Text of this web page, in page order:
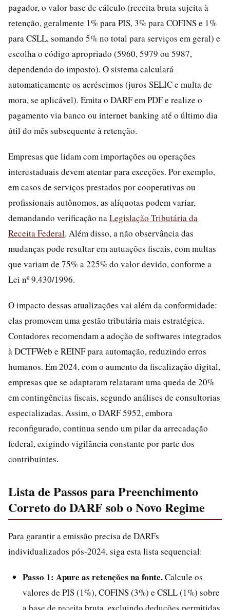
pagador, o valor base de cálculo (receita bruta sujeita à
retenção, geralmente 1% para PIS, 3% para COFINS e 1%
para CSLL, somando 5% no total para serviços em geral) e
escolha o código apropriado (5960, 5979 ou 5987,
dependendo do imposto). O sistema calculará
automaticamente os acréscimos (juros SELIC e multa de
mora, se aplicável). Emita o DARF em PDF e realize o
pagamento via banco ou internet banking até o último dia
útil do mês subsequente à retenção.
Empresas que lidam com importações ou operações
interestaduais devem atentar para exceções. Por exemplo,
em casos de serviços prestados por cooperativas ou
profissionais autônomos, as alíquotas podem variar,
demandando verificação naLegislação Tributária da
Receita Federal. Além disso, a não observância das
mudanças pode resultar em autuações fiscais, com multas
que variam de 75% a 225% do valor devido, conforme a
Lei nº 9.430/1996.
O impacto dessas atualizações vai além da conformidade:
elas promovem uma gestão tributária mais estratégica.
Contadores recomendam a adoção de softwares integrados
à DCTFWeb e REINF para automação, reduzindo erros
humanos. Em 2024, com o aumento da fiscalização digital,
empresas que se adaptaram relataram uma queda de 20%
em contingências fiscais, segundo análises de consultorias
especializadas. Assim, o DARF 5952, embora
reconfigurado, continua sendo um pilar da arrecadação
federal, exigindo vigilância constante por parte dos
contribuintes.
Lista de Passos para Preenchimento
Correto do DARF sob o Novo Regime
Para garantir a emissão precisa de DARFs
individualizados pós-2024, siga esta lista sequencial:
Passo 1: Apure as retenções na fonte.Calcule os
valores de PIS (1%), COFINS (3%) e CSLL (1%) sobre